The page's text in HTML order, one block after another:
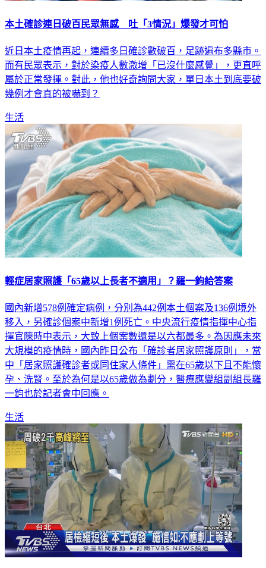
本土確診連日破百民眾無感 吐「3情況」爆發才可怕
近日本土疫情再起，連續多日確診數破百，足跡遍布多縣市。
而有民眾表示，對於染疫人數激增「已沒什麼感覺」，更直呼
屬於正常發揮。對此，他也好奇詢問大家，單日本土到底要破
幾例才會真的被嚇到？
生活
輕症居家照護「65歲以上長者不適用」？羅一鈞給答案
國內新增578例確定病例，分別為442例本土個案及136例境外
移入，另確診個案中新增1例死亡。中央流行疫情指揮中心指
揮官陳時中表示，大致上個案數還是以六都最多。為因應未來
大規模的疫情時，國內昨日公布「確診者居家照護原則」，當
中「居家照護確診者或同住家人條件」需在65歲以下且不能懷
孕、洗腎。至於為何是以65歲做為劃分，醫療應變組副組長羅
一鈞也於記者會中回應。
生活